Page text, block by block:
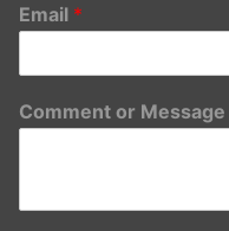
Email *
Comment or Message